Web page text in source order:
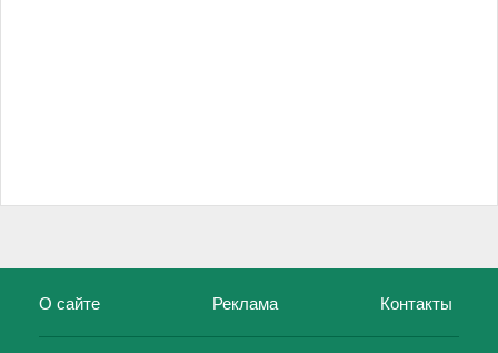
О сайте Реклама Контакты